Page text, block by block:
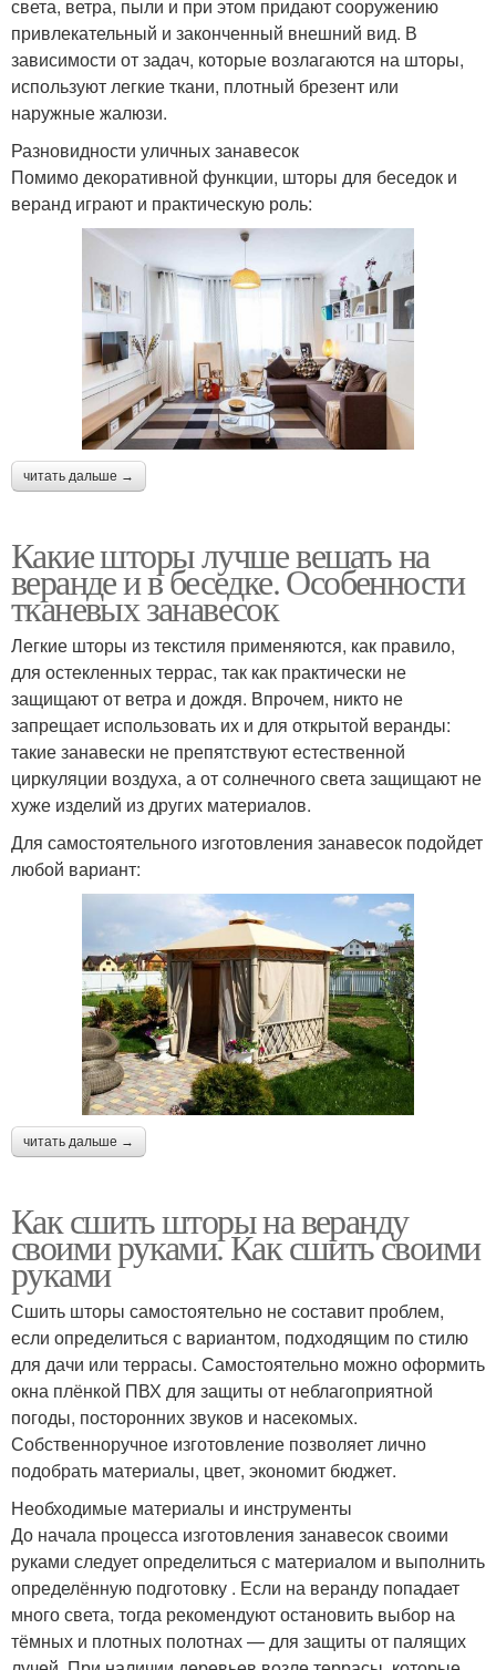
света, ветра, пыли и при этом придают сооружению
привлекательный и законченный внешний вид. В
зависимости от задач, которые возлагаются на шторы,
используют легкие ткани, плотный брезент или
наружные жалюзи.
Разновидности уличных занавесок
Помимо декоративной функции, шторы для беседок и
веранд играют и практическую роль:
читать дальше →
Какие шторы лучше вешать на
веранде и в беседке. Особенности
тканевых занавесок
Легкие шторы из текстиля применяются, как правило,
для остекленных террас, так как практически не
защищают от ветра и дождя. Впрочем, никто не
запрещает использовать их и для открытой веранды:
такие занавески не препятствуют естественной
циркуляции воздуха, а от солнечного света защищают не
хуже изделий из других материалов.
Для самостоятельного изготовления занавесок подойдет
любой вариант:
читать дальше →
Как сшить шторы на веранду
своими руками. Как сшить своими
руками
Сшить шторы самостоятельно не составит проблем,
если определиться с вариантом, подходящим по стилю
для дачи или террасы. Самостоятельно можно оформить
окна плёнкой ПВХ для защиты от неблагоприятной
погоды, посторонних звуков и насекомых.
Собственноручное изготовление позволяет лично
подобрать материалы, цвет, экономит бюджет.
Необходимые материалы и инструменты
До начала процесса изготовления занавесок своими
руками следует определиться с материалом и выполнить
определённую подготовку . Если на веранду попадает
много света, тогда рекомендуют остановить выбор на
тёмных и плотных полотнах — для защиты от палящих